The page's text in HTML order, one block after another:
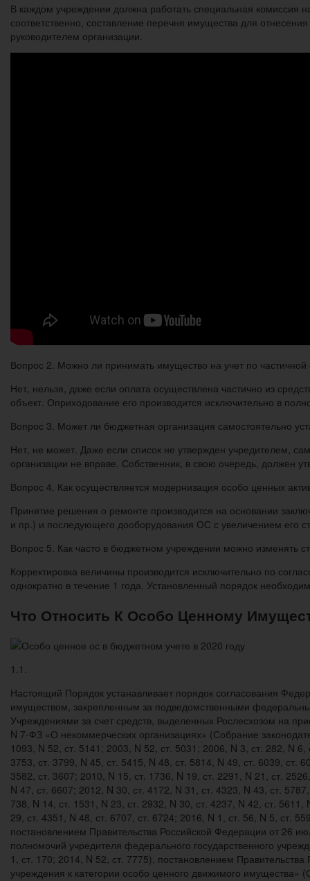
В каждом учреждении должна работать специальная комиссия
соответственно, составление перечня имущества для
руководителем организации.
Вопрос 2. Можно ли принимать имущество на учет по частичной
Нет, нельзя, даже если оплата осуществлена частично из
объект. Оприходование его производится исключительно в
Вопрос 3. Может ли бюджетная организация самостоятельно
Нет, не может. Даже если список не утвержден учредителем,
организации не вправе. Собственник, в свою очередь, должен
Вопрос 4. Как осуществляется модернизация особо ценных
Принятие решения о ремонте производится на основании
и пр.) и последующего дооборудования ОС с увеличением его
Вопрос 5. Как часто в бюджетном учреждении можно изменять
Корректировка величины производится исключительно по
однократно в течение 1 года. Установленный порядок
Что Относить К Особо Ценному
1.1.
Настоящий Порядок устанавливает порядок согласования
имуществом, закрепленным за подведомственными
Учреждениями за счет средств, выделенных Рослесхозом на
N 7-ФЗ «О некоммерческих организациях» (Собрание
1093, N 52, ст. 5141; 2003, N 52, ст. 5031; 2006, N 3, ст. 282, N
3753, ст. 3799, N 45, ст. 5415, N 48, ст. 5814, N 49, ст. 6039, ст.
3582, ст. 3607; 2010, N 15, ст. 1736, N 19, ст. 2291, N 21, ст.
N 47, ст. 6607; 2012, N 30, ст. 4172, N 31, ст. 4323, N 43, ст.
738, N 14, ст. 1531, N 23, ст. 2932, N 30, ст. 4237, N 42, ст.
29, ст. 4351, N 48, ст. 6707, ст. 6724; 2016, N 1, ст. 56, N 5, ст.
постановлением Правительства Российской Федерации от 26
полномочий учредителя федерального государственного
1, ст. 170; 2014, N 52, ст. 7775), постановлением
учреждения к категории особо ценного движимого имущества»